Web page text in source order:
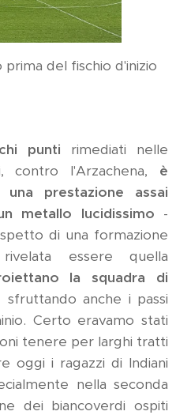
del fischio d'inizio
punti rimediati nelle
contro l'Arzachena, è
prestazione assai
metallo lucidissimo -
di una formazione
essere quella
la squadra di
sfruttando anche i passi
Certo eravamo stati
tenere per larghi tratti
oggi i ragazzi di Indiani
nella seconda
dei biancoverdi ospiti